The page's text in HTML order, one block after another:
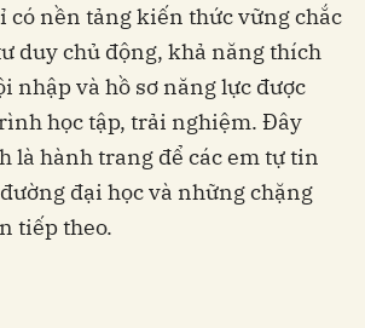
có nền tảng kiến thức vững chắc
duy chủ động, khả năng thích
nhập và hồ sơ năng lực được
học tập, trải nghiệm. Đây
là hành trang để các em tự tin
đại học và những chặng
tiếp theo.